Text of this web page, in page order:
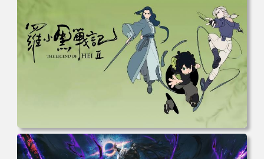
面 高清壁纸 壁纸下载 壁纸大全
电脑壁纸 动漫 无限 罗小黑 罗小黑战记 罗小黑战记2 风息
鹿野师姐 电脑桌面 高清壁纸 壁纸下载 壁纸大全